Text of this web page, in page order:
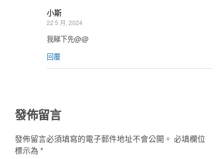
小斯
22 5 月, 2024
我睇下先@@
回覆
發佈留言
發佈留言必須填寫的電子郵件地址不會公開。 必填欄位
標示為 *